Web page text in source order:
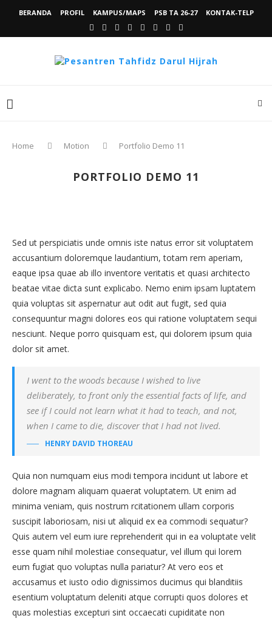
BERANDA PROFIL KAMPUS/MAPS PSB TA 26-27 KONTAK-TELP
Home Motion Portfolio Demo 11
PORTFOLIO DEMO 11
Sed ut perspiciatis unde omnis iste natus error sit voluptatem
accusantium doloremque laudantium, totam rem aperiam,
eaque ipsa quae ab illo inventore veritatis et quasi architecto
beatae vitae dicta sunt explicabo. Nemo enim ipsam luptatem
quia voluptas sit aspernatur aut odit aut fugit, sed quia
consequuntur magni dolores eos qui ratione voluptatem sequi
nesciunt. Neque porro quisquam est, qui dolorem ipsum quia
dolor sit amet.
I went to the woods because I wished to live
deliberately, to front only the essential facts of life, and
see if I could not learn what it had to teach, and not,
when I came to die, discover that I had not lived.
HENRY DAVID THOREAU
Quia non numquam eius modi tempora incidunt ut labore et
dolore magnam aliquam quaerat voluptatem. Ut enim ad
minima veniam, quis nostrum rcitationem ullam corporis
suscipit laboriosam, nisi ut aliquid ex ea commodi sequatur?
Quis autem vel eum iure reprehenderit qui in ea voluptate velit
esse quam nihil molestiae consequatur, vel illum qui lorem
eum fugiat quo voluptas nulla pariatur? At vero eos et
accusamus et iusto odio dignissimos ducimus qui blanditiis
esentium voluptatum deleniti atque corrupti quos dolores et
quas molestias excepturi sint occaecati cupiditate non